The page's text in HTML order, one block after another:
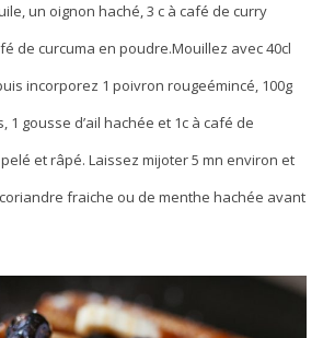
un oignon haché, 3 c à café de curry
de curcuma en poudre.Mouillez avec 40cl
incorporez 1 poivron rougeémincé, 100g
1 gousse d’ail hachée et 1c à café de
et râpé. Laissez mijoter 5 mn environ et
fraiche ou de menthe hachée avant